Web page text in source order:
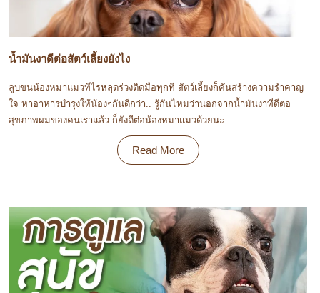
น้ำมันงาดีต่อสัตว์เลี้ยงยังไง
ลูบขนน้องหมาแมวทีไรหลุดร่วงติดมือทุกที สัตว์เลี้ยงก็คันสร้างความรำคาญ
ใจ หาอาหารบำรุงให้น้องๆกันดีกว่า.. รู้กันไหมว่านอกจากน้ำมันงาที่ดีต่อ
สุขภาพผมของคนเราแล้ว ก็ยังดีต่อน้องหมาแมวด้วยนะ...
Read More